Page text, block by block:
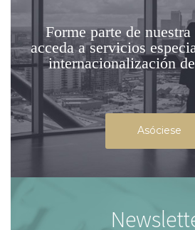
Forme parte de
acceda a servicios
internacionalización
Asóciese